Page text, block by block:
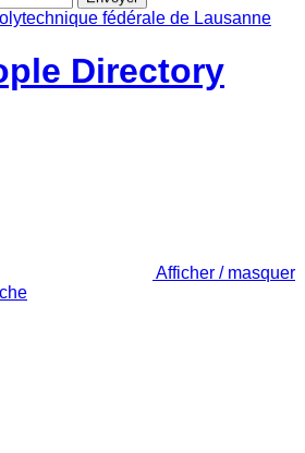
Directory
Afficher / masquer